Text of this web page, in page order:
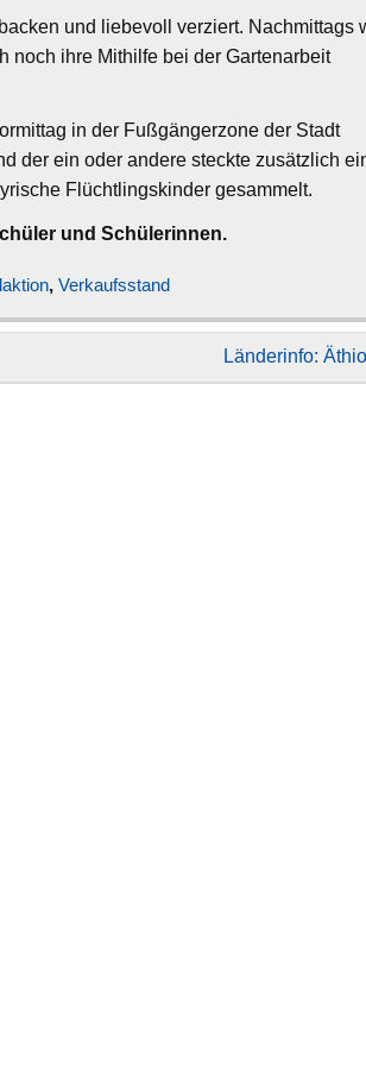
und liebevoll verziert. Nachmittags
noch ihre Mithilfe bei der Gartenarbeit
in der Fußgängerzone der Stadt
der ein oder andere steckte zusätzlich
Flüchtlingskinder gesammelt.
und Schülerinnen.
, Verkaufsstand
Länderinfo: